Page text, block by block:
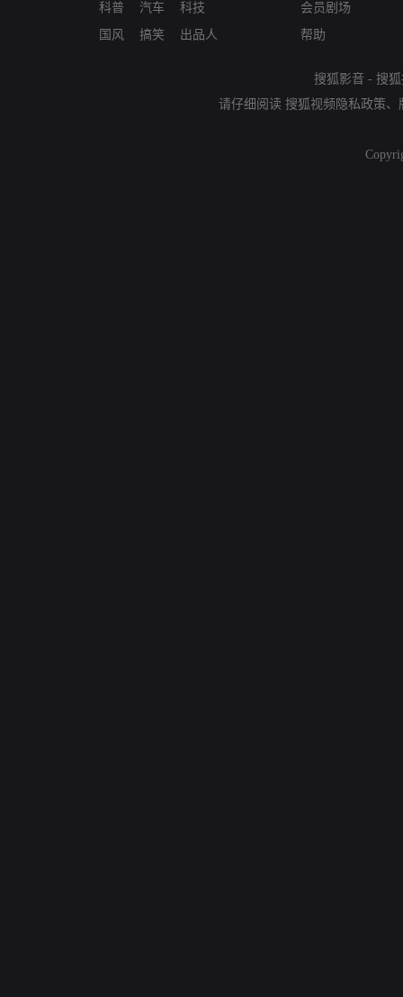
科普
国风
汽车
搞笑
科技
出品人
会员剧场
帮助
搜狐影音 - 搜
请仔细阅读 搜狐视频隐私政策、